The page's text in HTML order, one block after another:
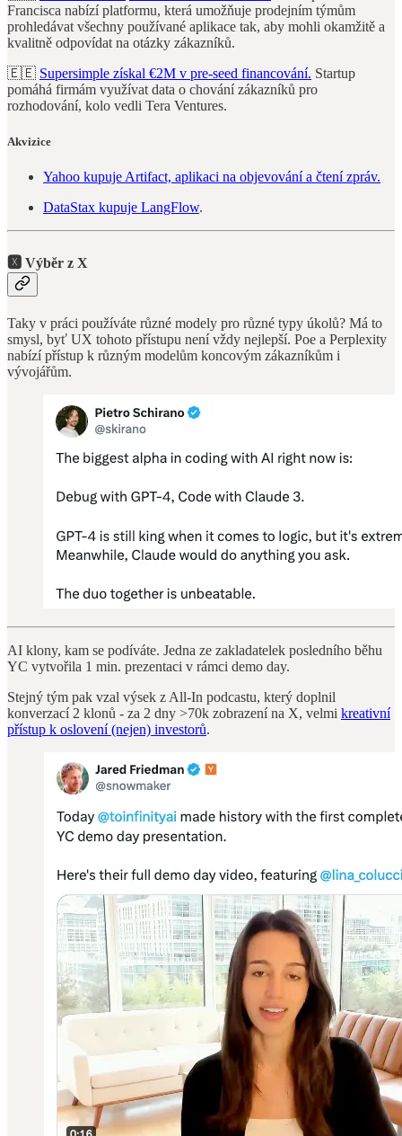
Francisca nabízí platformu, která umožňuje prodejním týmům
prohledávat všechny používané aplikace tak, aby mohli okamžitě a
kvalitně odpovídat na otázky zákazníků.
🇪🇪 Supersimple získal €2M v pre-seed financování. Startup
pomáhá firmám využívat data o chování zákazníků pro
rozhodování, kolo vedli Tera Ventures.
Akvizice
Yahoo kupuje Artifact, aplikaci na objevování a čtení zpráv.
DataStax kupuje LangFlow.
🆇 Výběr z X
Taky v práci používáte různé modely pro různé typy úkolů? Má to
smysl, byť UX tohoto přístupu není vždy nejlepší. Poe a Perplexity
nabízí přístup k různým modelům koncovým zákazníkům i
vývojářům.
AI klony, kam se podíváte. Jedna ze zakladatelek posledního běhu
YC vytvořila 1 min. prezentaci v rámci demo day.
Stejný tým pak vzal výsek z All-In podcastu, který doplnil
konverzací 2 klonů - za 2 dny >70k zobrazení na X, velmi kreativní
přístup k oslovení (nejen) investorů.